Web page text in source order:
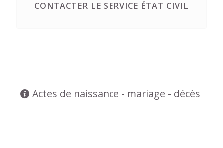
CONTACTER LE SERVICE ÉTAT CIVIL
Actes de naissance - mariage - décès